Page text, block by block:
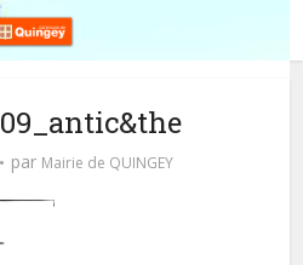
par Mairie de QUINGEY